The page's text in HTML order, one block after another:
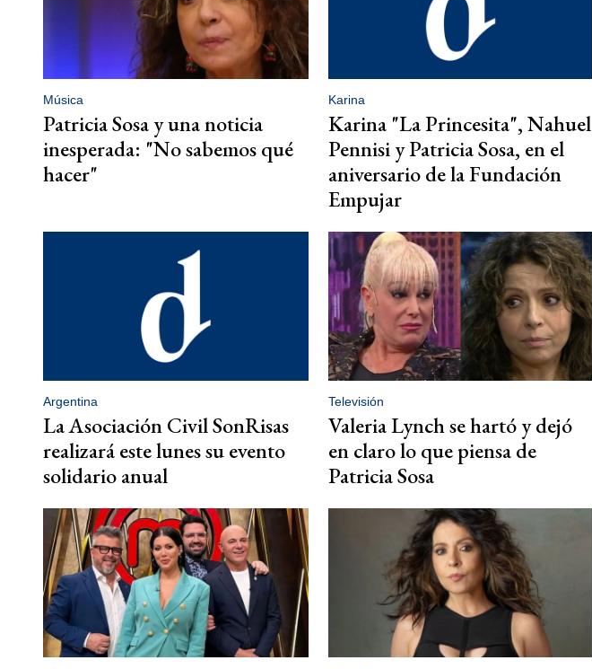
Música
Patricia Sosa y una noticia
inesperada: "No sabemos qué
hacer"
Karina
Karina "La Princesita", Nahuel
Pennisi y Patricia Sosa, en el
aniversario de la Fundación
Empujar
Argentina
La Asociación Civil SonRisas
realizará este lunes su evento
solidario anual
Televisión
Valeria Lynch se hartó y dejó
en claro lo que piensa de
Patricia Sosa